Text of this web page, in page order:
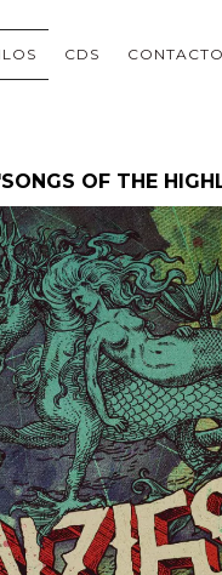
CDS CONTACTO
OF THE